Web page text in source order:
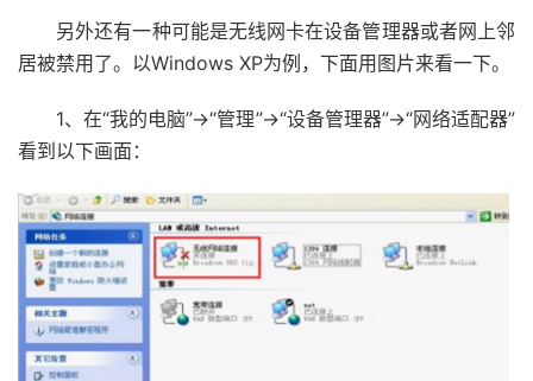
另外还有一种可能是无线网卡在设备管理器或者网上邻
居被禁用了。以Windows XP为例，下面用图片来看一下。
1、在“我的电脑”→“管理”→“设备管理器”→“网络适配器”
看到以下画面：